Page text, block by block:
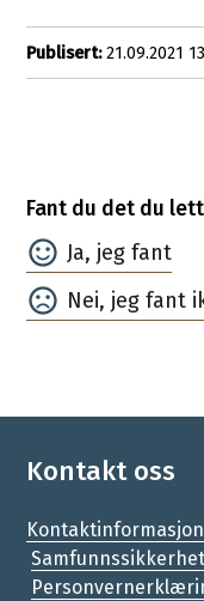
Publisert 21.09.2021
Fant du det du
Ja
Nei
Kontakt oss
Kontaktinformasjon